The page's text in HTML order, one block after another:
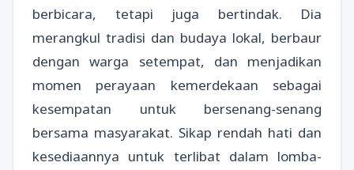
berbicara, tetapi juga bertindak. Dia
merangkul tradisi dan budaya lokal, berbaur
dengan warga setempat, dan menjadikan
momen perayaan kemerdekaan sebagai
kesempatan untuk bersenang-senang
bersama masyarakat. Sikap rendah hati dan
kesediaannya untuk terlibat dalam lomba-